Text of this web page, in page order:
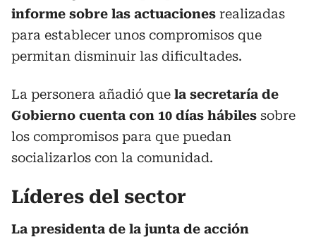
informe sobre las actuaciones realizadas
para establecer unos compromisos que
permitan disminuir las dificultades.
La personera añadió que la secretaría de
Gobierno cuenta con 10 días hábiles sobre
los compromisos para que puedan
socializarlos con la comunidad.
Líderes del sector
La presidenta de la junta de acción